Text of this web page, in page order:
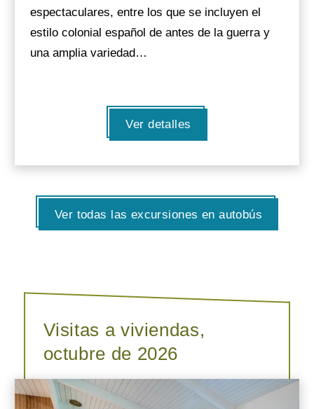
espectaculares, entre los que se incluyen el
estilo colonial español de antes de la guerra y
una amplia variedad…
Ver detalles
Ver todas las excursiones en autobús
Visitas a viviendas,
octubre de 2026